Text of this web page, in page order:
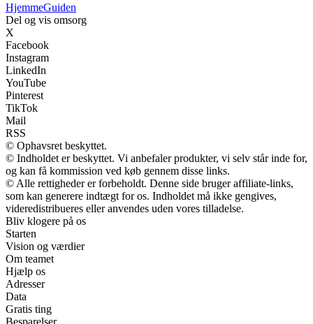
HjemmeGuiden
Del og vis omsorg
X
Facebook
Instagram
LinkedIn
YouTube
Pinterest
TikTok
Mail
RSS
© Ophavsret beskyttet.
© Indholdet er beskyttet. Vi anbefaler produkter, vi selv står inde for,
og kan få kommission ved køb gennem disse links.
© Alle rettigheder er forbeholdt. Denne side bruger affiliate-links,
som kan generere indtægt for os. Indholdet må ikke gengives,
videredistribueres eller anvendes uden vores tilladelse.
Bliv klogere på os
Starten
Vision og værdier
Om teamet
Hjælp os
Adresser
Data
Gratis ting
Besparelser